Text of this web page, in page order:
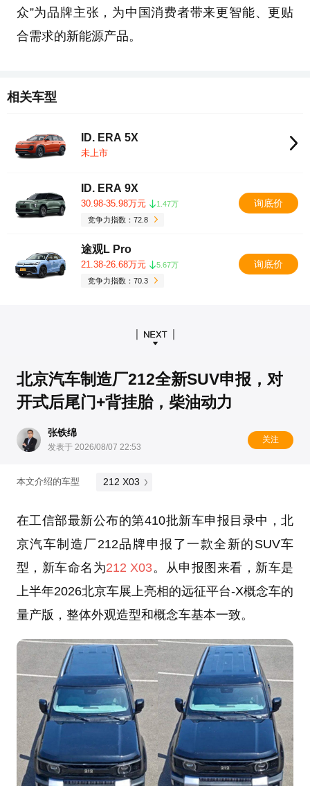
众”为品牌主张，为中国消费者带来更智能、更贴
合需求的新能源产品。
相关车型
ID. ERA 5X
未上市
ID. ERA 9X
30.98-35.98万元
1.47万
竞争力指数：72.8
询底价
途观L Pro
21.38-26.68万元
5.67万
竞争力指数：70.3
询底价
北京汽车制造厂212全新SUV申报，对
开式后尾门+背挂胎，柴油动力
张铁绵
发表于 2026/08/07 22:53
关注
本文介绍的车型 212 X03
在工信部最新公布的第410批新车申报目录中，北
京汽车制造厂212品牌申报了一款全新的SUV车
型，新车命名为212 X03。从申报图来看，新车是
上半年2026北京车展上亮相的远征平台-X概念车的
量产版，整体外观造型和概念车基本一致。